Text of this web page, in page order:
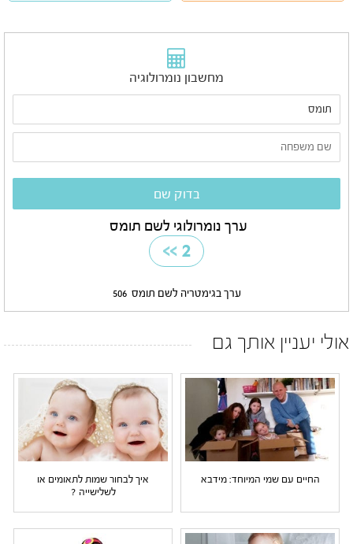
מחשבון נומרולוגיה
ערך נומרולוגי לשם תומס
2
>>
ערך בגימטריה לשם תומס 506
אולי יעניין אותך גם
החיים עם שמי המיוחד: מידבא
איך לבחור שמות לתאומים או
לשלישייה ?